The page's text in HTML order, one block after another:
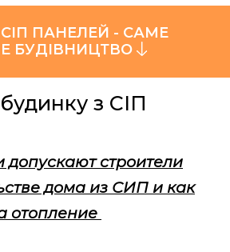
ПАНЕЛЕЙ - САМЕ
БУДІВНИЦТВО
з СІП
строители
дома из СИП и как
отопление